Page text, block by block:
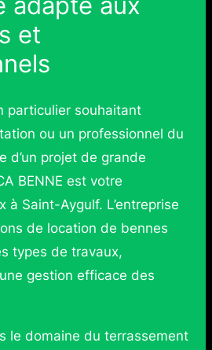
et
particulier souhaitant
ou un professionnel du
d’un projet de grande
BENNE est votre
à Saint-Aygulf. L’entreprise
de location de bennes
types de travaux,
gestion efficace des
le domaine du terrassement